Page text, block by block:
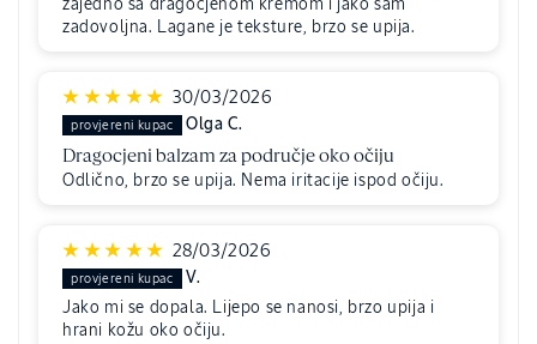
zajedno sa dragocjenom kremom i jako sam
zadovoljna. Lagane je teksture, brzo se upija.
30/03/2026
Olga C.
Dragocjeni balzam za područje oko očiju
Odlično, brzo se upija. Nema iritacije ispod očiju.
28/03/2026
V.
Jako mi se dopala. Lijepo se nanosi, brzo upija i
hrani kožu oko očiju.